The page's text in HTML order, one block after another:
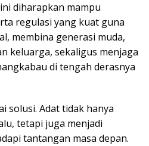
diharapkan mampu
regulasi yang kuat guna
membina generasi muda,
keluarga, sekaligus menjaga
di tengah derasnya
solusi. Adat tidak hanya
tetapi juga menjadi
tantangan masa depan.